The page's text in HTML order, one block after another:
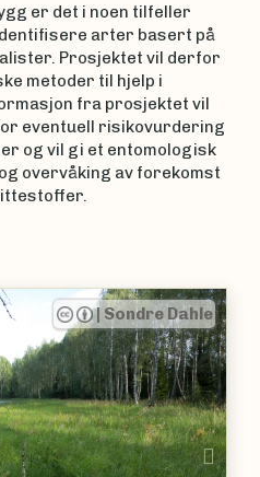
er det i noen tilfeller
arter basert på
Prosjektet vil derfor
metoder til hjelp i
fra prosjektet vil
eventuell risikovurdering
og vil gi et entomologisk
overvåking av forekomst